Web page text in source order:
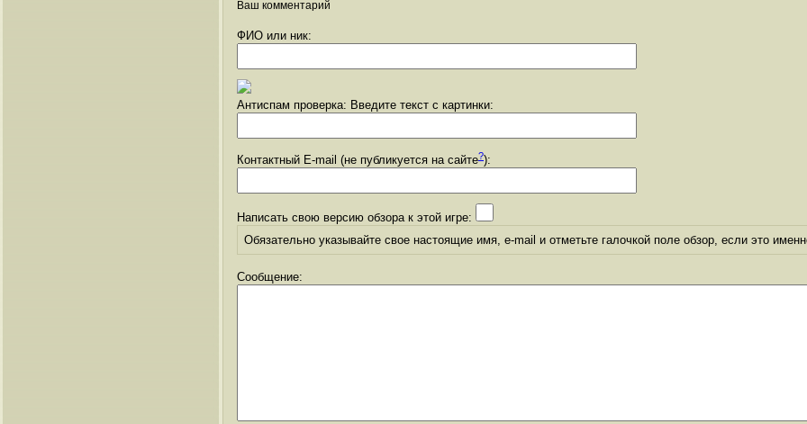
Ваш комментарий
ФИО или ник:
Антиспам проверка: Введите текст с картинки:
Контактный E-mail (не публикуется на сайте?):
Написать свою версию обзора к этой игре:
Обязательно указывайте свое настоящие имя, e-mail и отметьте галочкой поле обзор, если это
Сообщение: